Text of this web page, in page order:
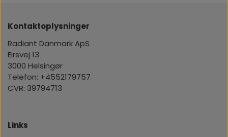
Kontaktoplysninger
Radiant Danmark ApS
Eirsvej 13
3000 Helsingør
Telefon: +4552179757
CVR: 39794713
Links